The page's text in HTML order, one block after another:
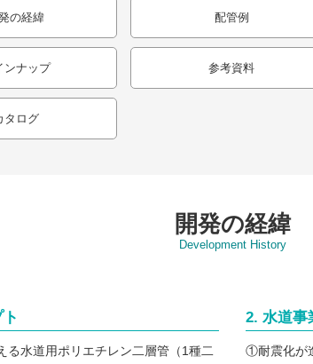
の経緯 配管例
ンナップ 参考資料
タログ
開発の経緯
Development History
る水道用ポリエチレン二層管（1種二
2. 水道事
①耐震化が